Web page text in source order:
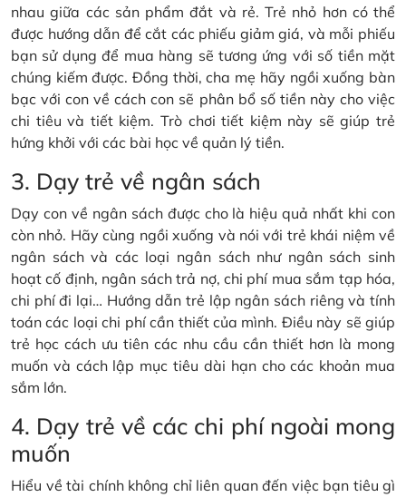
nhau giữa các sản phẩm đắt và rẻ. Trẻ nhỏ hơn có thể
được hướng dẫn để cắt các phiếu giảm giá, và mỗi phiếu
bạn sử dụng để mua hàng sẽ tương ứng với số tiền mặt
chúng kiếm được. Đồng thời, cha mẹ hãy ngồi xuống bàn
bạc với con về cách con sẽ phân bổ số tiền này cho việc
chi tiêu và tiết kiệm. Trò chơi tiết kiệm này sẽ giúp trẻ
hứng khởi với các bài học về quản lý tiền.
3. Dạy trẻ về ngân sách
Dạy con về ngân sách được cho là hiệu quả nhất khi con
còn nhỏ. Hãy cùng ngồi xuống và nói với trẻ khái niệm về
ngân sách và các loại ngân sách như ngân sách sinh
hoạt cố định, ngân sách trả nợ, chi phí mua sắm tạp hóa,
chi phí đi lại… Hướng dẫn trẻ lập ngân sách riêng và tính
toán các loại chi phí cần thiết của mình. Điều này sẽ giúp
trẻ học cách ưu tiên các nhu cầu cần thiết hơn là mong
muốn và cách lập mục tiêu dài hạn cho các khoản mua
sắm lớn.
4. Dạy trẻ về các chi phí ngoài mong
muốn
Hiểu về tài chính không chỉ liên quan đến việc bạn tiêu gì